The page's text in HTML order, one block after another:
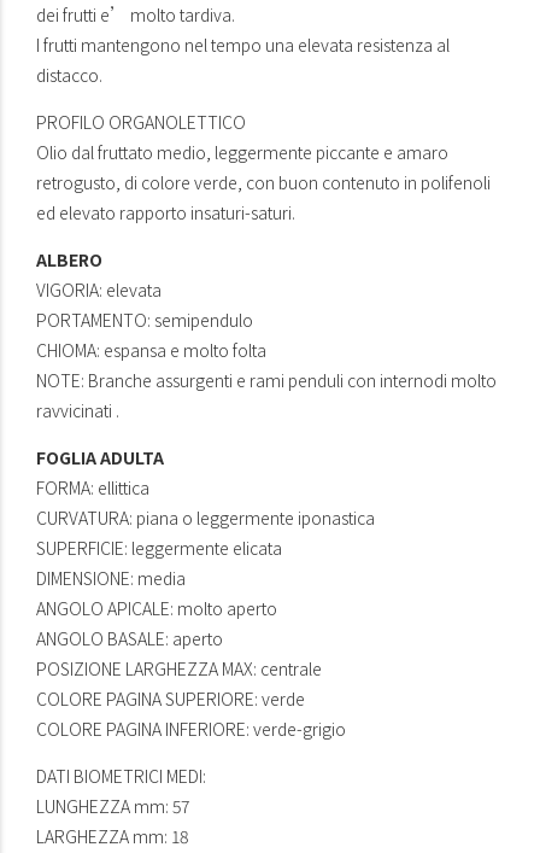
dei frutti e’ molto tardiva.
I frutti mantengono nel tempo una elevata resistenza al
distacco.
PROFILO ORGANOLETTICO
Olio dal fruttato medio, leggermente piccante e amaro
retrogusto, di colore verde, con buon contenuto in polifenoli
ed elevato rapporto insaturi-saturi.
ALBERO
VIGORIA: elevata
PORTAMENTO: semipendulo
CHIOMA: espansa e molto folta
NOTE: Branche assurgenti e rami penduli con internodi molto
ravvicinati .
FOGLIA ADULTA
FORMA: ellittica
CURVATURA: piana o leggermente iponastica
SUPERFICIE: leggermente elicata
DIMENSIONE: media
ANGOLO APICALE: molto aperto
ANGOLO BASALE: aperto
POSIZIONE LARGHEZZA MAX: centrale
COLORE PAGINA SUPERIORE: verde
COLORE PAGINA INFERIORE: verde-grigio
DATI BIOMETRICI MEDI:
LUNGHEZZA mm: 57
LARGHEZZA mm: 18